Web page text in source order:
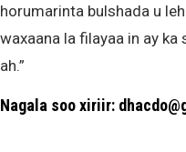
horumarinta bulshada u
waxaana la filayaa in ay ka
ah.”
Nagala soo xiriir: